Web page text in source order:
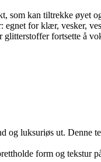
som kan tiltrekke øyet
for klær, vesker,
fortsette å
og luksuriøs ut. Denne
form og tekstur